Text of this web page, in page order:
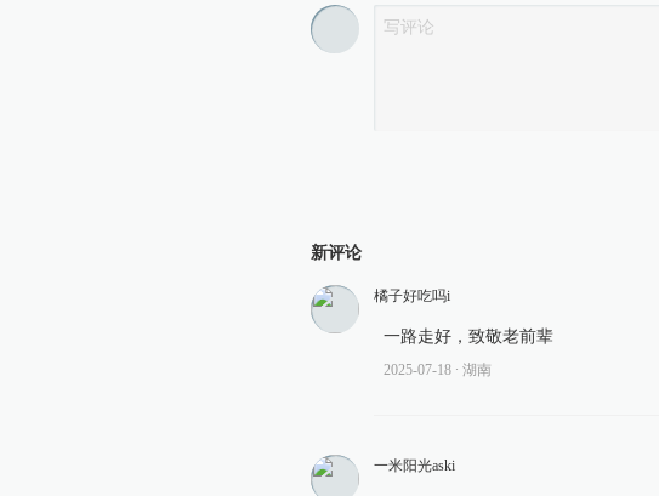
新评论
橘子好吃吗i
一路走好，致敬老前辈
2025-07-18 ∙ 湖南
一米阳光aski